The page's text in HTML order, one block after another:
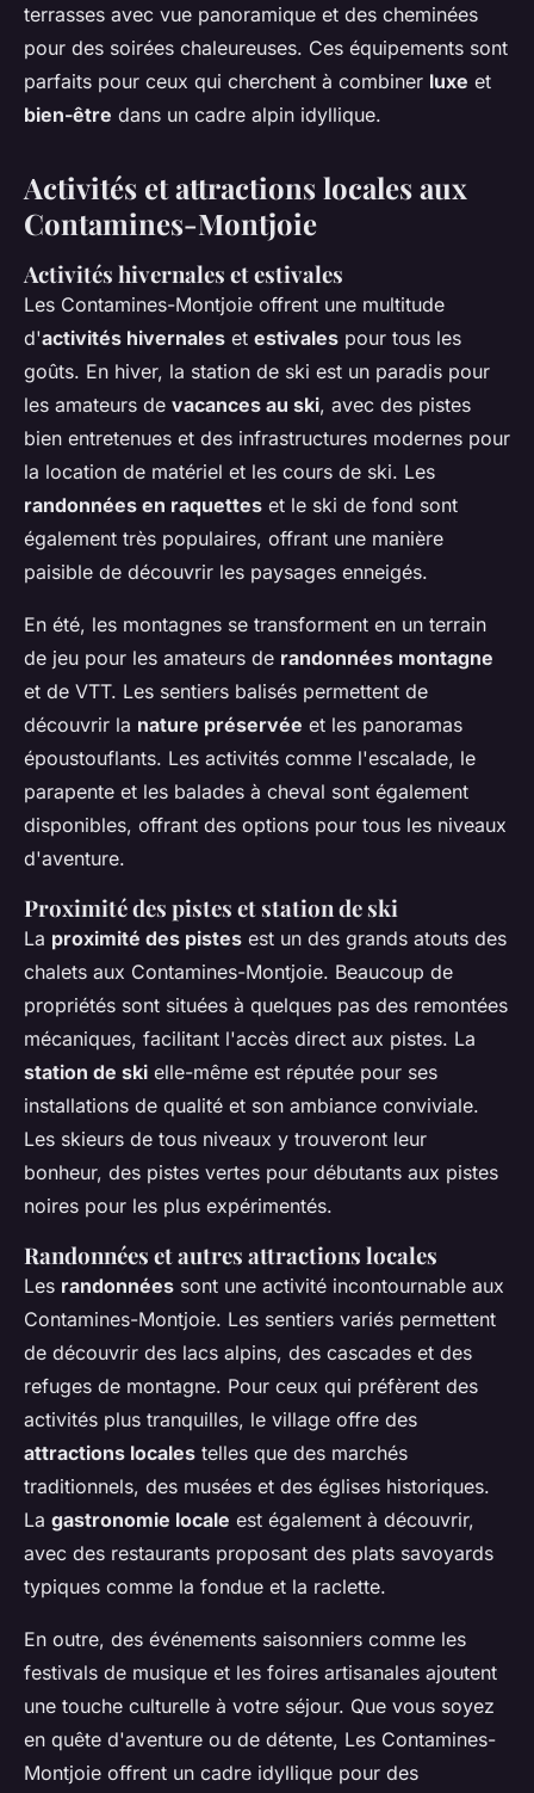
terrasses avec vue panoramique et des cheminées
pour des soirées chaleureuses. Ces équipements sont
parfaits pour ceux qui cherchent à combiner luxe et
bien-être dans un cadre alpin idyllique.
Activités et attractions locales aux
Contamines-Montjoie
Activités hivernales et estivales
Les Contamines-Montjoie offrent une multitude
d'activités hivernales et estivales pour tous les
goûts. En hiver, la station de ski est un paradis pour
les amateurs de vacances au ski, avec des pistes
bien entretenues et des infrastructures modernes pour
la location de matériel et les cours de ski. Les
randonnées en raquettes et le ski de fond sont
également très populaires, offrant une manière
paisible de découvrir les paysages enneigés.
En été, les montagnes se transforment en un terrain
de jeu pour les amateurs de randonnées montagne
et de VTT. Les sentiers balisés permettent de
découvrir la nature préservée et les panoramas
époustouflants. Les activités comme l'escalade, le
parapente et les balades à cheval sont également
disponibles, offrant des options pour tous les niveaux
d'aventure.
Proximité des pistes et station de ski
La proximité des pistes est un des grands atouts des
chalets aux Contamines-Montjoie. Beaucoup de
propriétés sont situées à quelques pas des remontées
mécaniques, facilitant l'accès direct aux pistes. La
station de ski elle-même est réputée pour ses
installations de qualité et son ambiance conviviale.
Les skieurs de tous niveaux y trouveront leur
bonheur, des pistes vertes pour débutants aux pistes
noires pour les plus expérimentés.
Randonnées et autres attractions locales
Les randonnées sont une activité incontournable aux
Contamines-Montjoie. Les sentiers variés permettent
de découvrir des lacs alpins, des cascades et des
refuges de montagne. Pour ceux qui préfèrent des
activités plus tranquilles, le village offre des
attractions locales telles que des marchés
traditionnels, des musées et des églises historiques.
La gastronomie locale est également à découvrir,
avec des restaurants proposant des plats savoyards
typiques comme la fondue et la raclette.
En outre, des événements saisonniers comme les
festivals de musique et les foires artisanales ajoutent
une touche culturelle à votre séjour. Que vous soyez
en quête d'aventure ou de détente, Les Contamines-
Montjoie offrent un cadre idyllique pour des